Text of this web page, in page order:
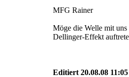
MFG Rainer
Möge die Welle mit
Dellinger-Effekt
Editiert 20.08.08 11:05